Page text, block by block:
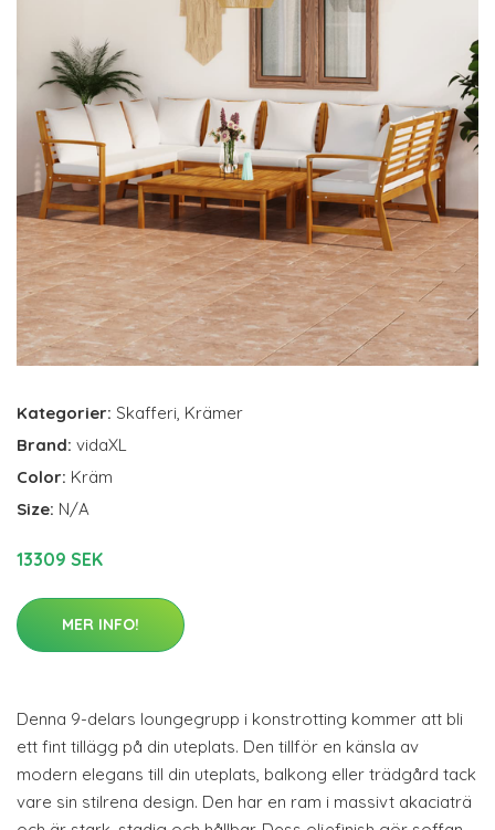
Kategorier: Skafferi, Krämer
Brand: vidaXL
Color: Kräm
Size: N/A
13309 SEK
MER INFO!
Denna 9-delars loungegrupp i konstrotting kommer att bli
ett fint tillägg på din uteplats. Den tillför en känsla av
modern elegans till din uteplats, balkong eller trädgård tack
vare sin stilrena design. Den har en ram i massivt akaciaträ